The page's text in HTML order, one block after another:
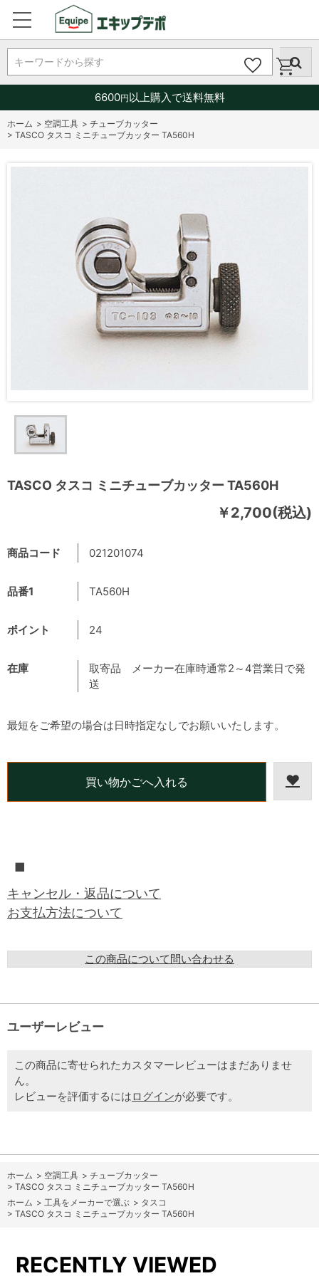
キーワードから探す
6600円以上購入で送料無料
ホーム > 空調工具 > チューブカッター
> TASCO タスコ ミニチューブカッター TA560H
TASCO タスコ ミニチューブカッター TA560H
￥2,700(税込)
商品コード 021201074
品番1 TA560H
ポイント 24
在庫
取寄品 メーカー在庫時通常2～4営業日で発
送
■
キャンセル・返品について
お支払方法について
この商品について問い合わせる
最短をご希望の場合は日時指定なしでお願いいたします。
ユーザーレビュー
この商品に寄せられたカスタマーレビューはまだありませ
ん。
レビューを評価するにはログインが必要です。
ホーム > 空調工具 > チューブカッター
> TASCO タスコ ミニチューブカッター TA560H
ホーム > 工具をメーカーで選ぶ > タスコ
> TASCO タスコ ミニチューブカッター TA560H
RECENTLY VIEWED